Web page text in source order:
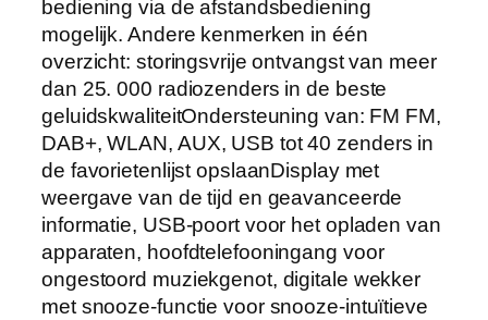
bediening via de afstandsbediening
mogelijk. Andere kenmerken in één
overzicht: storingsvrije ontvangst van meer
dan 25. 000 radiozenders in de beste
geluidskwaliteitOndersteuning van: FM FM,
DAB+, WLAN, AUX, USB tot 40 zenders in
de favorietenlijst opslaanDisplay met
weergave van de tijd en geavanceerde
informatie, USB-poort voor het opladen van
apparaten, hoofdtelefooningang voor
ongestoord muziekgenot, digitale wekker
met snooze-functie voor snooze-intuïtieve